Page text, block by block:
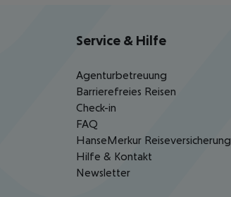
Service & Hilfe
Agenturbetreuung
Barrierefreies Reisen
Check-in
FAQ
HanseMerkur Reiseversicherung
Hilfe & Kontakt
Newsletter